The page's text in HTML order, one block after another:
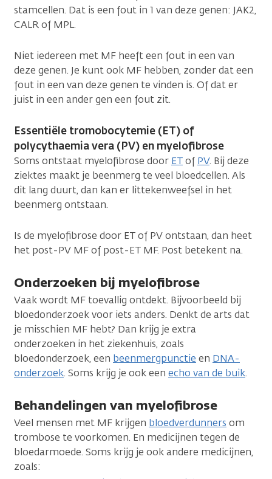
stamcellen. Dat is een fout in 1 van deze genen: JAK2,
CALR of MPL.
Niet iedereen met MF heeft een fout in een van
deze genen. Je kunt ook MF hebben, zonder dat een
fout in een van deze genen te vinden is. Of dat er
juist in een ander gen een fout zit.
Essentiële tromobocytemie (ET) of
polycythaemia vera (PV) en myelofibrose
Soms ontstaat myelofibrose door ETof PV. Bij deze
ziektes maakt je beenmerg te veel bloedcellen. Als
dit lang duurt, dan kan er littekenweefsel in het
beenmerg ontstaan.
Is de myelofibrose door ET of PV ontstaan, dan heet
het post-PV MF of post-ET MF. Post betekent na.
Onderzoeken bij myelofibrose
Vaak wordt MF toevallig ontdekt. Bijvoorbeeld bij
bloedonderzoek voor iets anders. Denkt de arts dat
je misschien MF hebt? Dan krijg je extra
onderzoeken in het ziekenhuis, zoals
bloedonderzoek, een beenmergpunctie en DNA-
onderzoek. Soms krijg je ook een echo van de buik.
Behandelingen van myelofibrose
Veel mensen met MF krijgen bloedverdunners om
trombose te voorkomen. En medicijnen tegen de
bloedarmoede. Soms krijg je ook andere medicijnen,
zoals: